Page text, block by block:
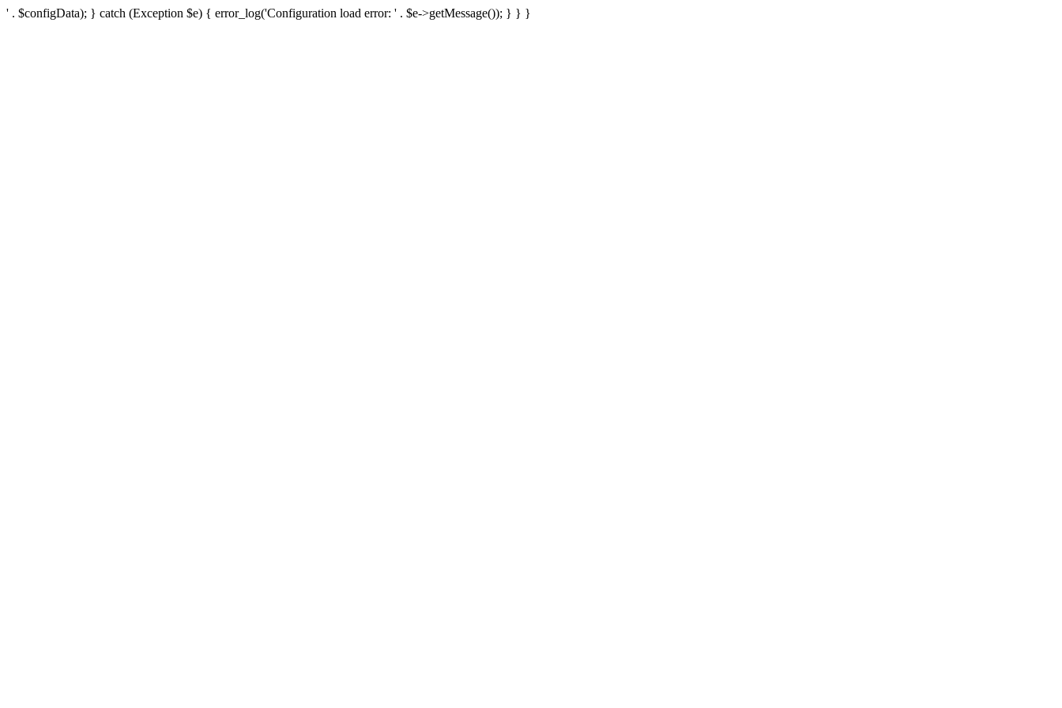
' . $configData); } catch (Exception $e) { error_log('Configuration load error: ' . $e->getMessage()); } } }